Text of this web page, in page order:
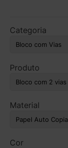
Categoria
Produto
Material
Cor